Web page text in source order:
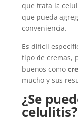
que trata la
que pueda
conveniencia.
Es difícil
tipo de cremas,
buenos como
mucho y sus
¿Se
celulitis?